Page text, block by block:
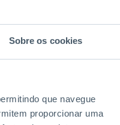
Sobre os cookies
que navegue
proporcionar uma